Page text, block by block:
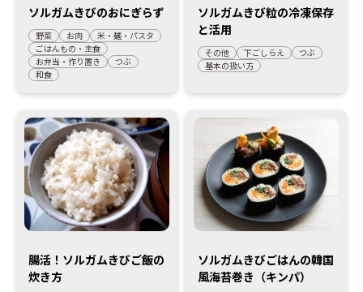
ソルガムきびのおにぎらず
野菜 お肉
米・麺・パスタ
ごはんもの・主食
お弁当・作り置き
つぶ
和食
ソルガムきび粒の冷凍保存
と活用
その他 下ごしらえ
つぶ
基本の扱い方
腸活！ソルガムきびご飯の
炊き方
ソルガムきびごはんの韓国
風海苔巻き（キンパ）